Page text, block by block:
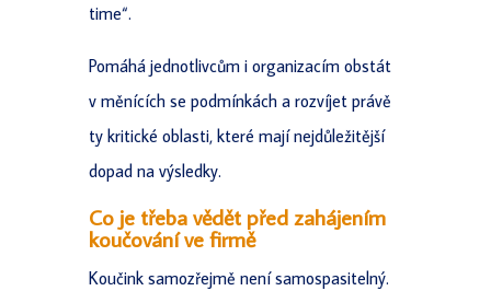
time“.
Pomáhá jednotlivcům i organizacím obstát
v měnících se podmínkách a rozvíjet právě
ty kritické oblasti, které mají nejdůležitější
dopad na výsledky.
Co je třeba vědět před zahájením
koučování ve firmě
Koučink samozřejmě není samospasitelný.